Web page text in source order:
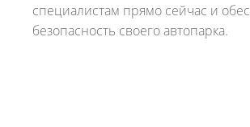
специалистам прямо сейчас и
безопасность своего автопарка.